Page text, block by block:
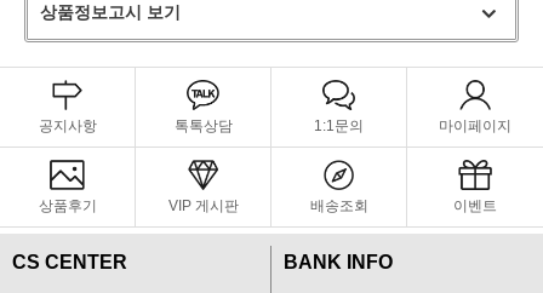
상품정보고시 보기
공지사항 톡톡상담 1:1문의 마이페이지
상품후기 VIP 게시판 배송조회 이벤트
CS CENTER
BANK INFO